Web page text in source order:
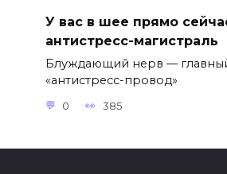
У вас в шее прямо
антистресс-магистраль
Блуждающий нерв —
«антистресс-провод»
0 385